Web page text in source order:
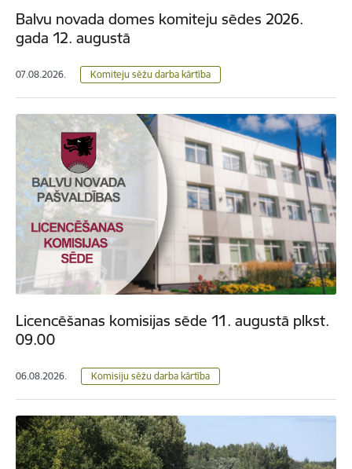
Balvu novada domes komiteju sēdes 2026.
gada 12. augustā
07.08.2026. Komiteju sēžu darba kārtība
Licencēšanas komisijas sēde 11. augustā plkst.
09.00
06.08.2026. Komisiju sēžu darba kārtība